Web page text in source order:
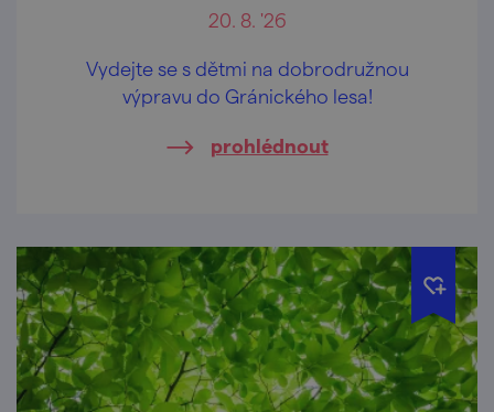
20. 8. '26
Vydejte se s dětmi na dobrodružnou
výpravu do Gránického lesa!
prohlédnout